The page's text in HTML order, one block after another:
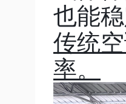
也能稳
传统
率。